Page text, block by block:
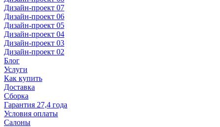
Дизайн-проект 07
Дизайн-проект 06
Дизайн-проект 05
Дизайн-проект 04
Дизайн-проект 03
Дизайн-проект 02
Блог
Услуги
Как купить
Доставка
Сборка
Гарантия 27,4 года
Условия оплаты
Салоны